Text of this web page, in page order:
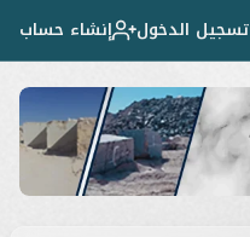
تسجيل الدخول إنشاء حساب